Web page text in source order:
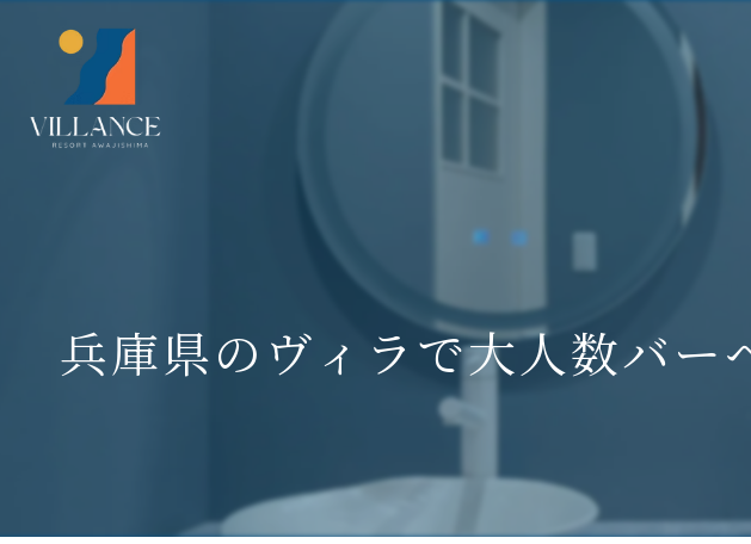
兵庫県のヴィラで大人数バー